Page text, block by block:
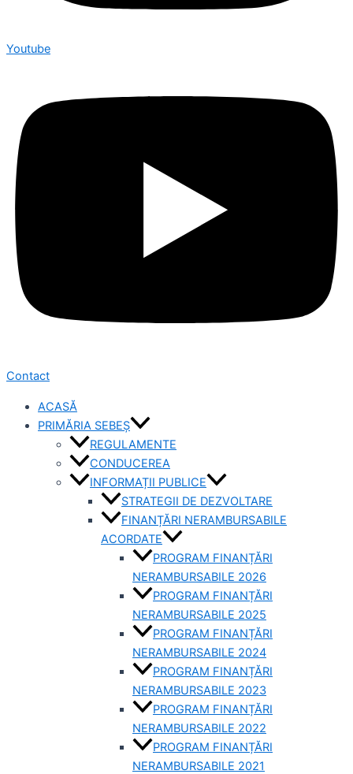
Youtube
Contact
ACASĂ
PRIMĂRIA SEBEȘ
REGULAMENTE
CONDUCEREA
INFORMAȚII PUBLICE
STRATEGII DE DEZVOLTARE
FINANȚĂRI NERAMBURSABILE
ACORDATE
PROGRAM FINANȚĂRI
NERAMBURSABILE 2026
PROGRAM FINANȚĂRI
NERAMBURSABILE 2025
PROGRAM FINANȚĂRI
NERAMBURSABILE 2024
PROGRAM FINANȚĂRI
NERAMBURSABILE 2023
PROGRAM FINANȚĂRI
NERAMBURSABILE 2022
PROGRAM FINANȚĂRI
NERAMBURSABILE 2021